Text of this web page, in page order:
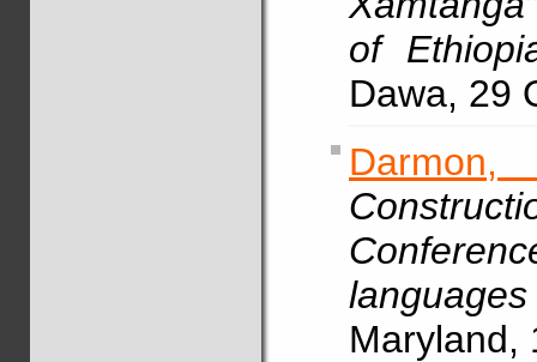
of
Dawa, 29
Maryland,